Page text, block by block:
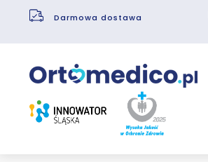
Darmowa dostawa